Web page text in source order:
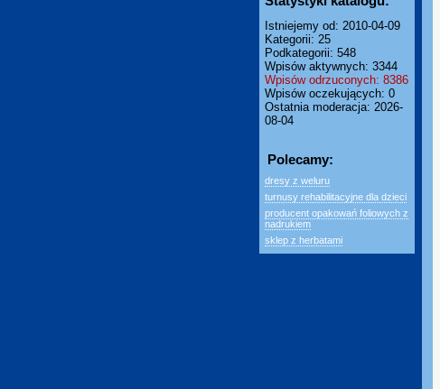
Istniejemy od: 2010-04-09
Kategorii: 25
Podkategorii: 548
Wpisów aktywnych: 3344
Wpisów odrzuconych: 8386
Wpisów oczekujących: 0
Ostatnia moderacja: 2026-
08-04
Polecamy:
dresy z weluru
turnusy rehabilitacyjne dla dzieci
producent opakowań foliowych z
nadrukiem
sklep z herbatami